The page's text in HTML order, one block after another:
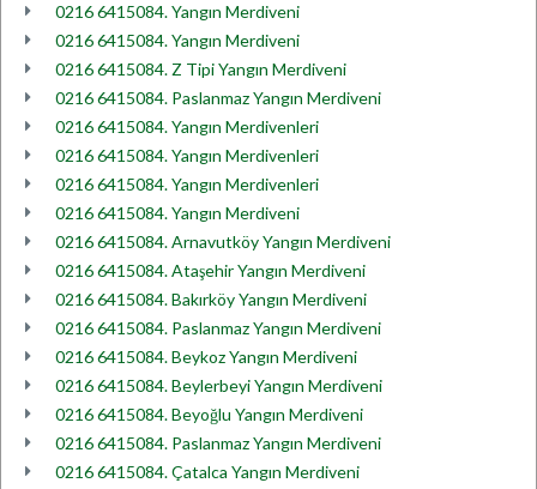
0216 6415084. Yangın Merdiveni
0216 6415084. Yangın Merdiveni
0216 6415084. Z Tipi Yangın Merdiveni
0216 6415084. Paslanmaz Yangın Merdiveni
0216 6415084. Yangın Merdivenleri
0216 6415084. Yangın Merdivenleri
0216 6415084. Yangın Merdivenleri
0216 6415084. Yangın Merdiveni
0216 6415084. Arnavutköy Yangın Merdiveni
0216 6415084. Ataşehir Yangın Merdiveni
0216 6415084. Bakırköy Yangın Merdiveni
0216 6415084. Paslanmaz Yangın Merdiveni
0216 6415084. Beykoz Yangın Merdiveni
0216 6415084. Beylerbeyi Yangın Merdiveni
0216 6415084. Beyoğlu Yangın Merdiveni
0216 6415084. Paslanmaz Yangın Merdiveni
0216 6415084. Çatalca Yangın Merdiveni